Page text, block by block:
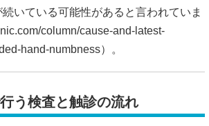
いている可能性があると言われていま
column/cause-and-latest-
hand-numbness）。
う検査と触診の流れ